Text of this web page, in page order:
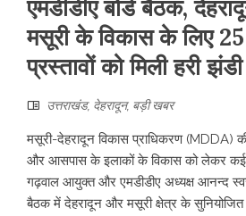
एमडीडीए बोर्ड बैठक,
मसूरी के विकास के लिए
प्रस्तावों को मिली हरी झंडी
उत्तराखंड, देहरादून, बड़ी खबर
मसूरी-देहरादून विकास प्राधिकरण (MDDA)
और आसपास के इलाकों के विकास को लेकर
गढ़वाल आयुक्त और एमडीडीए अध्यक्ष आनन्द
बैठक में देहरादून और मसूरी क्षेत्र के